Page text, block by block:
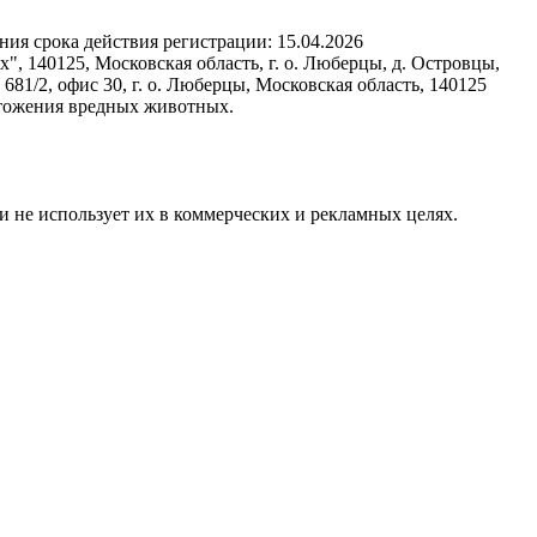
срока действия регистрации: 15.04.2026
140125, Московская область, г. о. Люберцы, д. Островцы,
офис 30, г. о. Люберцы, Московская область, 140125
вредных животных.
использует их в коммерческих и рекламных целях.